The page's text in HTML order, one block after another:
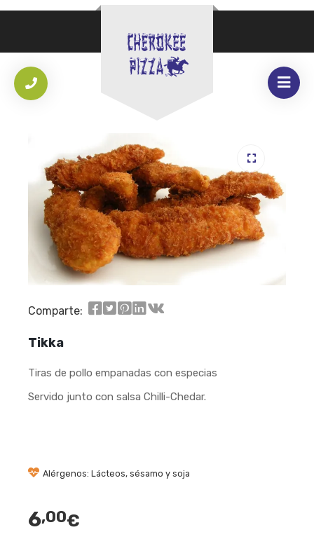
Comparte:
Tikka
Tiras de pollo empanadas con especias
Servido junto con salsa Chilli-Chedar.
Alérgenos: Lácteos, sésamo y soja
6,00€